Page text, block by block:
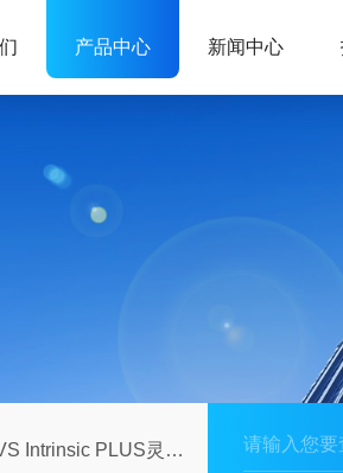
产品中心 新闻中心
PLUS灵巧紧凑的重量法水蒸气吸附分析仪